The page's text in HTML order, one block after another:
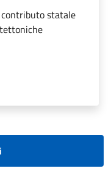
contributo statale